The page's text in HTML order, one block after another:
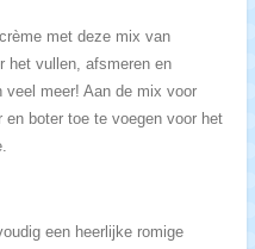
met deze mix van
het vullen, afsmeren en
meer! Aan de mix voor
en boter toe te voegen voor het
een heerlijke romige